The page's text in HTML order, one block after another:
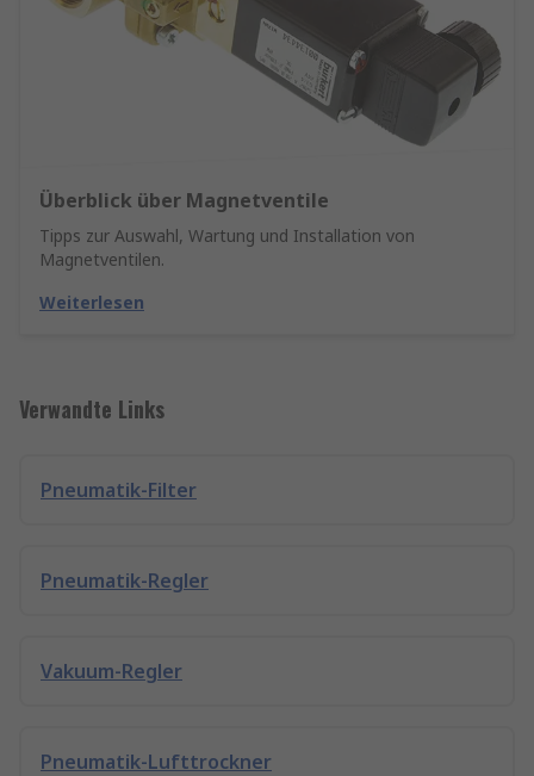
Überblick über Magnetventile
Tipps zur Auswahl, Wartung und Installation von
Magnetventilen.
Weiterlesen
Verwandte Links
Pneumatik-Filter
Pneumatik-Regler
Vakuum-Regler
Pneumatik-Lufttrockner